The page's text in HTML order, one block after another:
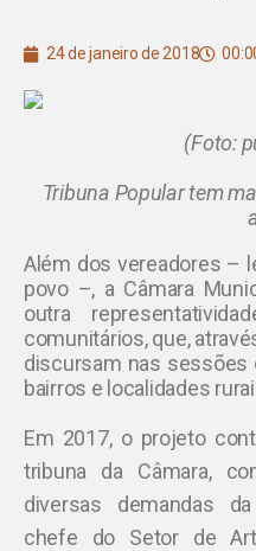
24 de janeiro de 2018
(Foto:
Tribuna Popular tem
Além dos vereadores –
povo –, a Câmara
outra
comunitários, que,
discursam nas sessões
bairros e localidades
Em 2017, o projeto
tribuna da Câmara,
diversas demandas
chefe do Setor de